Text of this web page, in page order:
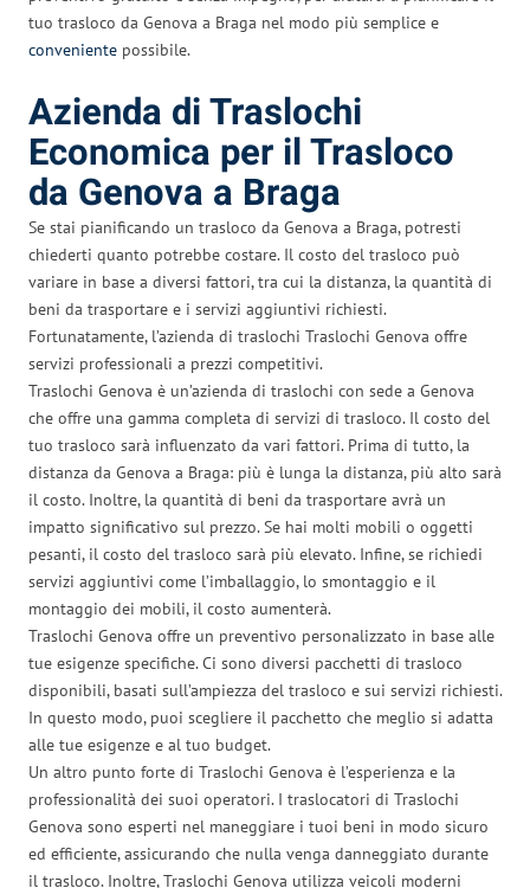
tuo trasloco da Genova a Braga nel modo più semplice e
conveniente possibile.
Azienda di Traslochi
Economica per il Trasloco
da Genova a Braga
Se stai pianificando un trasloco da Genova a Braga, potresti
chiederti quanto potrebbe costare. Il costo del trasloco può
variare in base a diversi fattori, tra cui la distanza, la quantità di
beni da trasportare e i servizi aggiuntivi richiesti.
Fortunatamente, l’azienda di traslochi Traslochi Genova offre
servizi professionali a prezzi competitivi.
Traslochi Genova è un’azienda di traslochi con sede a Genova
che offre una gamma completa di servizi di trasloco. Il costo del
tuo trasloco sarà influenzato da vari fattori. Prima di tutto, la
distanza da Genova a Braga: più è lunga la distanza, più alto sarà
il costo. Inoltre, la quantità di beni da trasportare avrà un
impatto significativo sul prezzo. Se hai molti mobili o oggetti
pesanti, il costo del trasloco sarà più elevato. Infine, se richiedi
servizi aggiuntivi come l’imballaggio, lo smontaggio e il
montaggio dei mobili, il costo aumenterà.
Traslochi Genova offre un preventivo personalizzato in base alle
tue esigenze specifiche. Ci sono diversi pacchetti di trasloco
disponibili, basati sull’ampiezza del trasloco e sui servizi richiesti.
In questo modo, puoi scegliere il pacchetto che meglio si adatta
alle tue esigenze e al tuo budget.
Un altro punto forte di Traslochi Genova è l’esperienza e la
professionalità dei suoi operatori. I traslocatori di Traslochi
Genova sono esperti nel maneggiare i tuoi beni in modo sicuro
ed efficiente, assicurando che nulla venga danneggiato durante
il trasloco. Inoltre, Traslochi Genova utilizza veicoli moderni